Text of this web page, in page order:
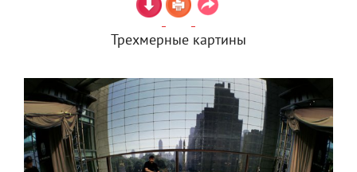
Трехмерные картины